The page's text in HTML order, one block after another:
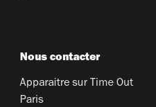
Nous contacter
Apparaitre sur Time Out
Paris